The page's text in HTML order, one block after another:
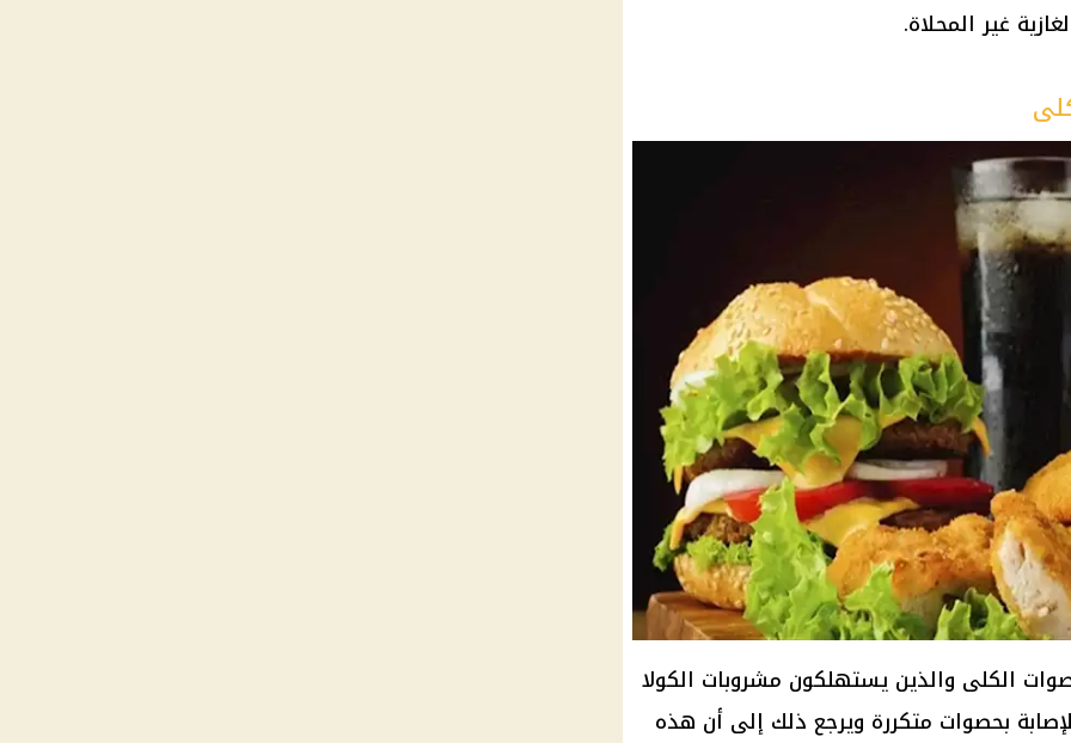
غير المحلاة.
الكلى والذين يستهلكون مشروبات الكولا
بحصوات متكررة ويرجع ذلك إلى أن هذه